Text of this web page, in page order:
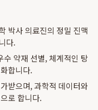
박사 의료진의 정밀 진맥
다.
약재 선별, 체계적인 탕
합니다.
받으며, 과학적 데이터와
로 합니다.